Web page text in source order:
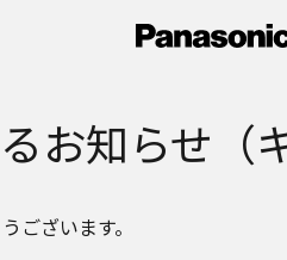
お知らせ（
ございます。